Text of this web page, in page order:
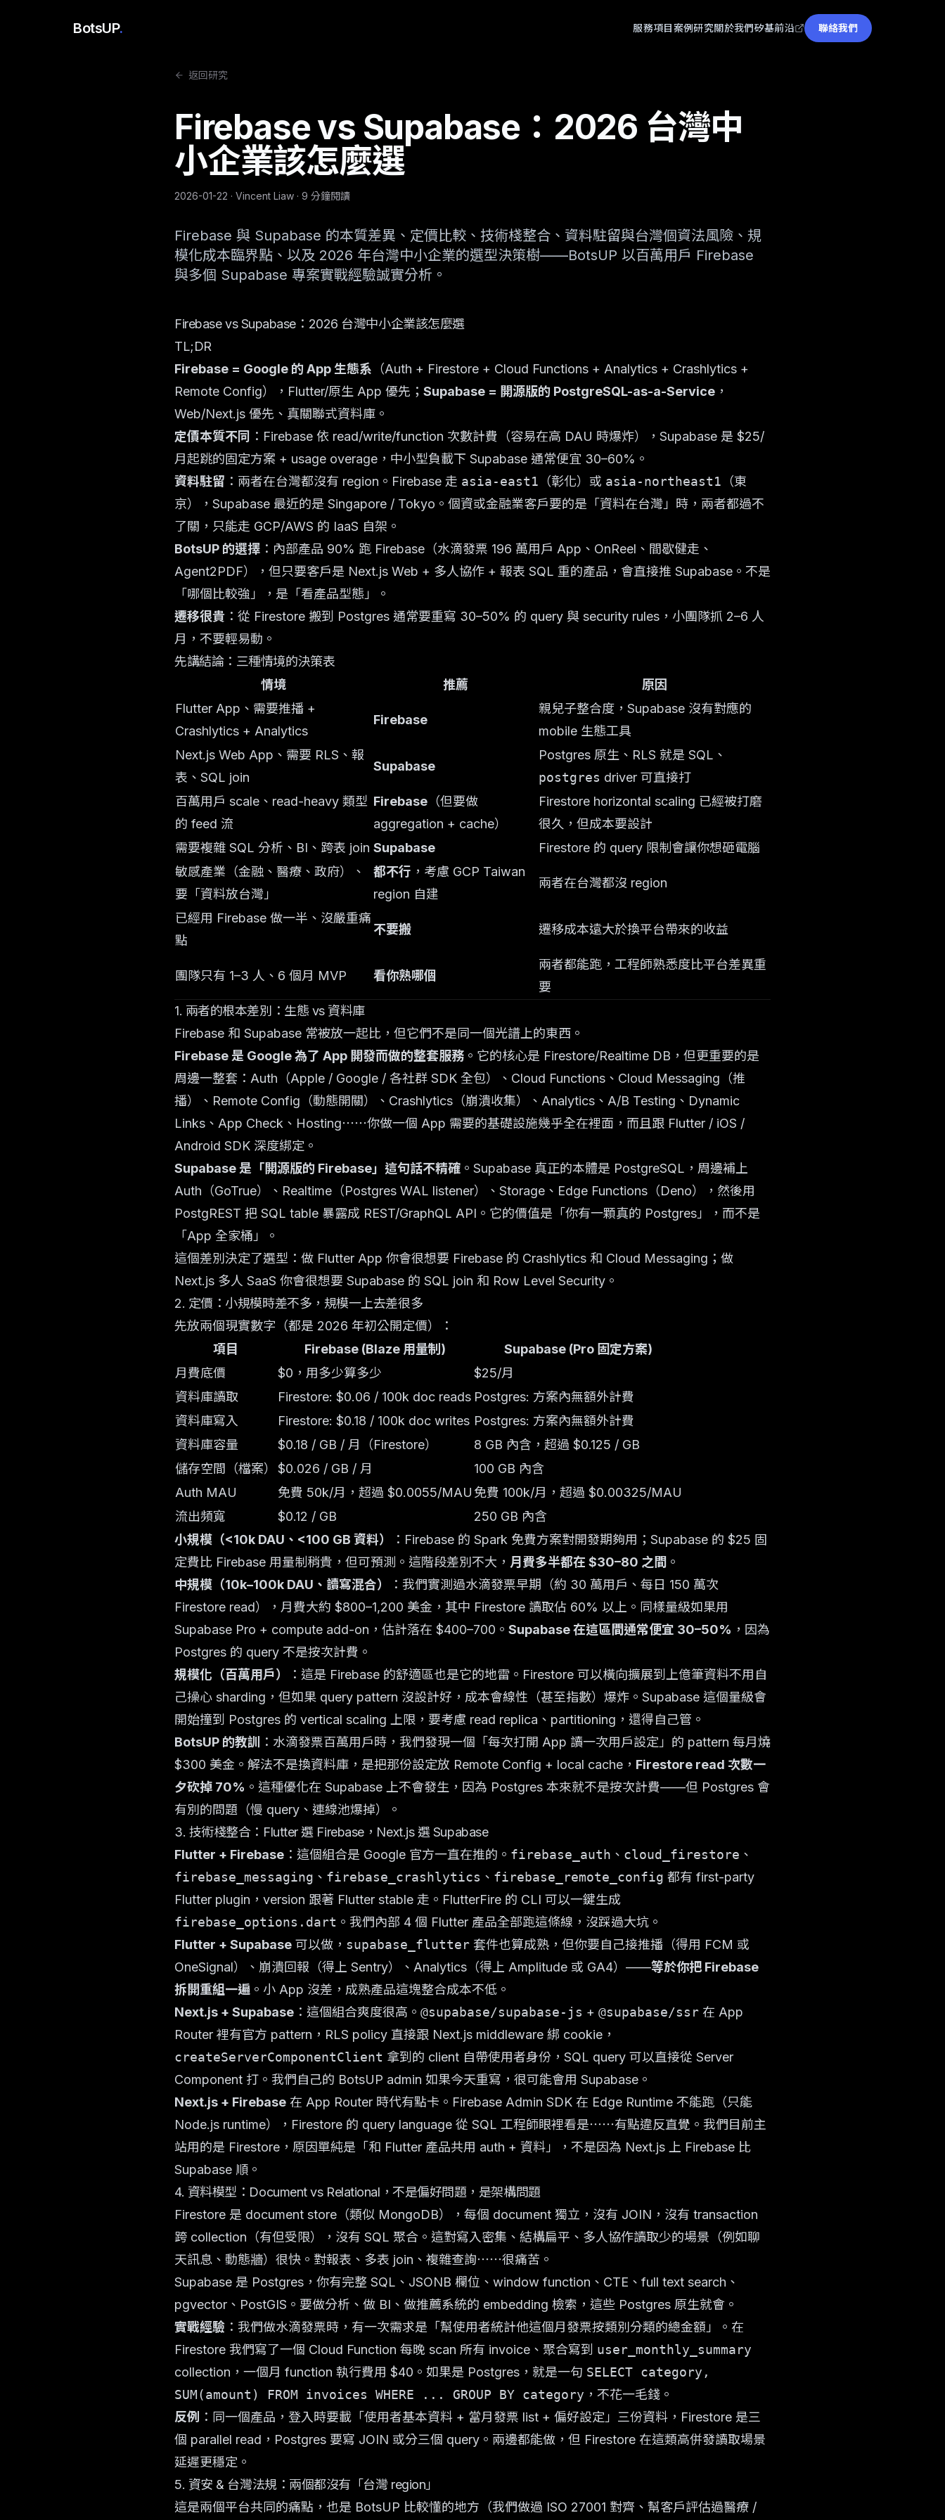
BotsUP. 服務項目案例研究關於我們矽基前沿 聯絡我們
返回研究
Firebase vs Supabase：2026 台灣中
小企業該怎麼選
2026-01-22 · Vincent Liaw · 9 分鐘閱讀
Firebase 與 Supabase 的本質差異、定價比較、技術棧整合、資料駐留與台灣個資法風險、規
模化成本臨界點、以及 2026 年台灣中小企業的選型決策樹——BotsUP 以百萬用戶 Firebase
與多個 Supabase 專案實戰經驗誠實分析。
Firebase vs Supabase：2026 台灣中小企業該怎麼選
TL;DR
Firebase = Google 的 App 生態系 （Auth + Firestore + Cloud Functions + Analytics + Crashlytics +
Remote Config），Flutter/原生 App 優先； Supabase = 開源版的 PostgreSQL-as-a-Service ，
Web/Next.js 優先、真關聯式資料庫。
定價本質不同 ：Firebase 依 read/write/function 次數計費（容易在高 DAU 時爆炸），Supabase 是 $25/
月起跳的固定方案 + usage overage，中小型負載下 Supabase 通常便宜 30–60%。
資料駐留 ：兩者在台灣都沒有 region。Firebase 走 asia-east1 （彰化）或 asia-northeast1 （東
京），Supabase 最近的是 Singapore / Tokyo。個資或金融業客戶要的是「資料在台灣」時，兩者都過不
了關，只能走 GCP/AWS 的 IaaS 自架。
BotsUP 的選擇 ：內部產品 90% 跑 Firebase（水滴發票 196 萬用戶 App、OnReel、間歇健走、
Agent2PDF），但只要客戶是 Next.js Web + 多人協作 + 報表 SQL 重的產品，會直接推 Supabase。不是
「哪個比較強」，是「看產品型態」。
遷移很貴 ：從 Firestore 搬到 Postgres 通常要重寫 30–50% 的 query 與 security rules，小團隊抓 2–6 人
月，不要輕易動。
先講結論：三種情境的決策表
情境
推薦
原因
Flutter App、需要推播 +
Crashlytics + Analytics
Firebase
親兒子整合度，Supabase 沒有對應的
mobile 生態工具
Next.js Web App、需要 RLS、報
表、SQL join
Supabase
Postgres 原生、RLS 就是 SQL、
postgres driver 可直接打
百萬用戶 scale、read-heavy 類型
的 feed 流
Firebase （但要做
aggregation + cache）
Firestore horizontal scaling 已經被打磨
很久，但成本要設計
需要複雜 SQL 分析、BI、跨表 join Supabase
Firestore 的 query 限制會讓你想砸電腦
敏感產業（金融、醫療、政府）、
要「資料放台灣」
都不行 ，考慮 GCP Taiwan
region 自建
兩者在台灣都沒 region
已經用 Firebase 做一半、沒嚴重痛
點
不要搬 遷移成本遠大於換平台帶來的收益
團隊只有 1–3 人、6 個月 MVP 看你熟哪個
兩者都能跑，工程師熟悉度比平台差異重
要
1. 兩者的根本差別：生態 vs 資料庫
Firebase 和 Supabase 常被放一起比，但它們不是同一個光譜上的東西。
Firebase 是 Google 為了 App 開發而做的整套服務 。它的核心是 Firestore/Realtime DB，但更重要的是
周邊一整套：Auth（Apple / Google / 各社群 SDK 全包）、Cloud Functions、Cloud Messaging（推
播）、Remote Config（動態開關）、Crashlytics（崩潰收集）、Analytics、A/B Testing、Dynamic
Links、App Check、Hosting⋯⋯你做一個 App 需要的基礎設施幾乎全在裡面，而且跟 Flutter / iOS /
Android SDK 深度綁定。
Supabase 是「開源版的 Firebase」這句話不精確 。Supabase 真正的本體是 PostgreSQL，周邊補上
Auth（GoTrue）、Realtime（Postgres WAL listener）、Storage、Edge Functions（Deno），然後用
PostgREST 把 SQL table 暴露成 REST/GraphQL API。它的價值是「你有一顆真的 Postgres」，而不是
「App 全家桶」。
這個差別決定了選型：做 Flutter App 你會很想要 Firebase 的 Crashlytics 和 Cloud Messaging；做
Next.js 多人 SaaS 你會很想要 Supabase 的 SQL join 和 Row Level Security。
2. 定價：小規模時差不多，規模一上去差很多
先放兩個現實數字（都是 2026 年初公開定價）：
項目
Firebase (Blaze 用量制)
Supabase (Pro 固定方案)
月費底價
$0，用多少算多少
$25/月
資料庫讀取
Firestore: $0.06 / 100k doc reads Postgres: 方案內無額外計費
資料庫寫入
Firestore: $0.18 / 100k doc writes Postgres: 方案內無額外計費
資料庫容量
$0.18 / GB / 月（Firestore）
8 GB 內含，超過 $0.125 / GB
儲存空間（檔案） $0.026 / GB / 月
100 GB 內含
Auth MAU
免費 50k/月，超過 $0.0055/MAU 免費 100k/月，超過 $0.00325/MAU
流出頻寬
$0.12 / GB
250 GB 內含
小規模（<10k DAU、<100 GB 資料）
：Firebase 的 Spark 免費方案對開發期夠用；Supabase 的 $25 固
定費比 Firebase 用量制稍貴，但可預測。這階段差別不大， 月費多半都在 $30–80 之間 。
中規模（10k–100k DAU、讀寫混合）
：我們實測過水滴發票早期（約 30 萬用戶、每日 150 萬次
Firestore read），月費大約 $800–1,200 美金，其中 Firestore 讀取佔 60% 以上。同樣量級如果用
Supabase Pro + compute add-on，估計落在 $400–700。 Supabase 在這區間通常便宜 30–50% ，因為
Postgres 的 query 不是按次計費。
規模化（百萬用戶）
：這是 Firebase 的舒適區也是它的地雷。Firestore 可以橫向擴展到上億筆資料不用自
己操心 sharding，但如果 query pattern 沒設計好，成本會線性（甚至指數）爆炸。Supabase 這個量級會
開始撞到 Postgres 的 vertical scaling 上限，要考慮 read replica、partitioning，還得自己管。
BotsUP 的教訓
：水滴發票百萬用戶時，我們發現一個「每次打開 App 讀一次用戶設定」的 pattern 每月燒
$300 美金。解法不是換資料庫，是把那份設定放 Remote Config + local cache， Firestore read 次數一
夕砍掉 70% 。這種優化在 Supabase 上不會發生，因為 Postgres 本來就不是按次計費——但 Postgres 會
有別的問題（慢 query、連線池爆掉）。
3. 技術棧整合：Flutter 選 Firebase，Next.js 選 Supabase
Flutter + Firebase ：這個組合是 Google 官方一直在推的。 firebase_auth 、 cloud_firestore 、
firebase_messaging 、 firebase_crashlytics 、 firebase_remote_config 都有 first-party
Flutter plugin，version 跟著 Flutter stable 走。FlutterFire 的 CLI 可以一鍵生成
firebase_options.dart 。我們內部 4 個 Flutter 產品全部跑這條線，沒踩過大坑。
Flutter + Supabase 可以做， supabase_flutter 套件也算成熟，但你要自己接推播（得用 FCM 或
OneSignal）、崩潰回報（得上 Sentry）、Analytics（得上 Amplitude 或 GA4）——等於你把 Firebase
拆開重組一遍 。小 App 沒差，成熟產品這塊整合成本不低。
Next.js + Supabase ：這個組合爽度很高。 @supabase/supabase-js + @supabase/ssr 在 App
Router 裡有官方 pattern，RLS policy 直接跟 Next.js middleware 綁 cookie，
createServerComponentClient 拿到的 client 自帶使用者身份，SQL query 可以直接從 Server
Component 打。我們自己的 BotsUP admin 如果今天重寫，很可能會用 Supabase。
Next.js + Firebase 在 App Router 時代有點卡。Firebase Admin SDK 在 Edge Runtime 不能跑（只能
Node.js runtime），Firestore 的 query language 從 SQL 工程師眼裡看是⋯⋯有點違反直覺。我們目前主
站用的是 Firestore，原因單純是「和 Flutter 產品共用 auth + 資料」，不是因為 Next.js 上 Firebase 比
Supabase 順。
4. 資料模型：Document vs Relational，不是偏好問題，是架構問題
Firestore 是 document store（類似 MongoDB），每個 document 獨立，沒有 JOIN，沒有 transaction
跨 collection（有但受限），沒有 SQL 聚合。這對寫入密集、結構扁平、多人協作讀取少的場景（例如聊
天訊息、動態牆）很快。對報表、多表 join、複雜查詢⋯⋯很痛苦。
Supabase 是 Postgres，你有完整 SQL、JSONB 欄位、window function、CTE、full text search、
pgvector、PostGIS。要做分析、做 BI、做推薦系統的 embedding 檢索，這些 Postgres 原生就會。
實戰經驗 ：我們做水滴發票時，有一次需求是「幫使用者統計他這個月發票按類別分類的總金額」。在
Firestore 我們寫了一個 Cloud Function 每晚 scan 所有 invoice、聚合寫到 user_monthly_summary
collection，一個月 function 執行費用 $40。如果是 Postgres，就是一句 SELECT category,
SUM(amount) FROM invoices WHERE ... GROUP BY category ，不花一毛錢。
反例 ：同一個產品，登入時要載「使用者基本資料 + 當月發票 list + 偏好設定」三份資料，Firestore 是三
個 parallel read，Postgres 要寫 JOIN 或分三個 query。兩邊都能做，但 Firestore 在這類高併發讀取場景
延遲更穩定。
5. 資安 & 台灣法規：兩個都沒有「台灣 region」
這是兩個平台共同的痛點，也是 BotsUP 比較懂的地方（我們做過 ISO 27001 對齊、幫客戶評估過醫療 /